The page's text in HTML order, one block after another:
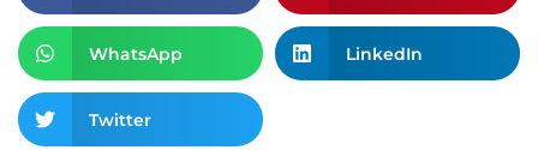
WhatsApp LinkedIn
Twitter